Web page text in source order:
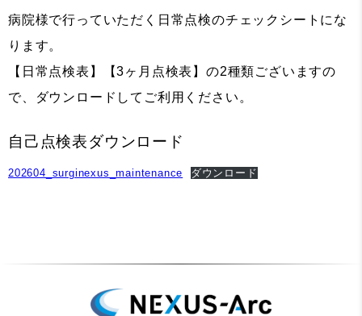
病院様で行っていただく日常点検のチェックシートにな
ります。
【日常点検表】【3ヶ月点検表】の2種類ございますの
で、ダウンロードしてご利用ください。
自己点検表ダウンロード
202604_surginexus_maintenance ダウンロード